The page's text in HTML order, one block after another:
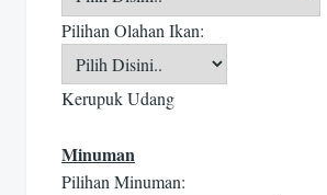
Pilihan Olahan Ikan:
Kerupuk Udang
Minuman
Pilihan Minuman: